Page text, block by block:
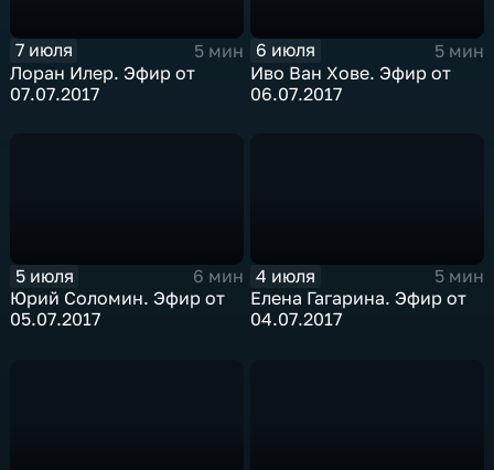
7 июля
5 мин
Лоран Илер. Эфир от
07.07.2017
6 июля
5 мин
Иво Ван Хове. Эфир от
06.07.2017
5 июля
6 мин
Юрий Соломин. Эфир от
05.07.2017
4 июля
5 мин
Елена Гагарина. Эфир от
04.07.2017